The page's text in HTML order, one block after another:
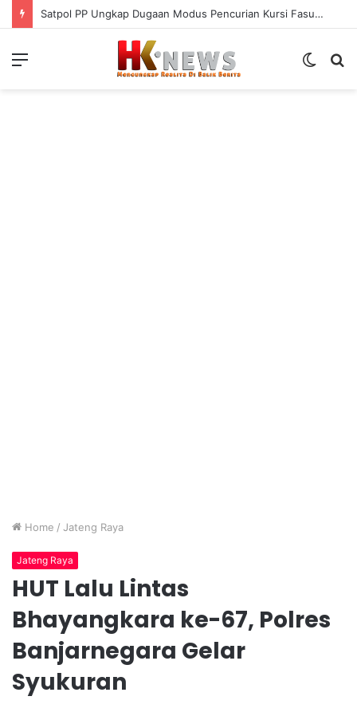
Satpol PP Ungkap Dugaan Modus Pencurian Kursi Fasum Pemkot Surabaya Pakai Ambulans
Menu
Switch
Home / Jateng Raya
Jateng Raya
HUT Lalu Lintas
Bhayangkara ke-67, Polres
Banjarnegara Gelar
Syukuran